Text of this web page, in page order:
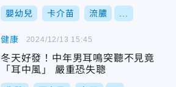
嬰幼兒 卡介苗 流膿
健康
冬天好發！中年男耳鳴突聽不見竟
「耳中風」 嚴重恐失聰
2024/12/13 15:45